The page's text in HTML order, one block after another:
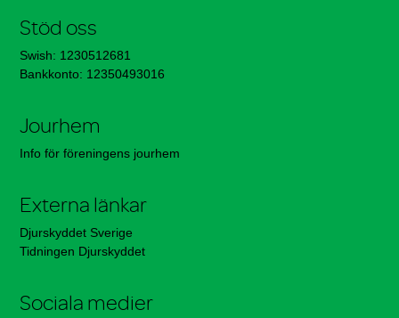
Stöd oss
Swish: 1230512681
Bankkonto: 12350493016
Jourhem
Info för föreningens jourhem
Externa länkar
Djurskyddet Sverige
Tidningen Djurskyddet
Sociala medier